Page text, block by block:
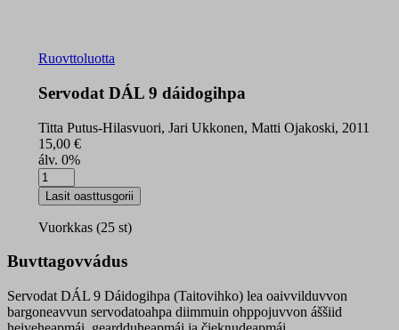
Ruovttoluotta
Servodat DÁL 9 dáidogihpa
Titta Putus-Hilasvuori, Jari Ukkonen, Matti Ojakoski, 2011
15,00 €
álv. 0%
Servodat
DÁL
9
dáidogihpa
Lasit oasttusgorii
Vuorkkas (25 st)
Buvttagovvádus
Servodat DÁL 9 Dáidogihpa (Taitovihko) lea oaivvilduvvon
bargoneavvun servodatoahpa diimmuin ohppojuvvon áššiid